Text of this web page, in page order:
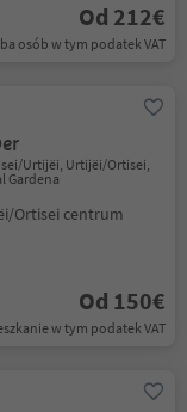
Od 212€
osób w tym podatek VAT
Urtijëi, Urtijëi/Ortisei,
Gardena
Ortisei centrum
Od 150€
w tym podatek VAT